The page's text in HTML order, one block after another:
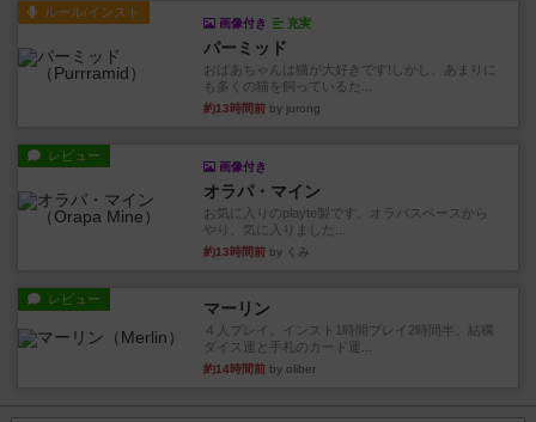
ルール/インスト
画像付き 充実
パーミッド
おばあちゃんは猫が大好きです!しかし、あまりに
も多くの猫を飼っているた...
約13時間前 by jurong
レビュー
画像付き
オラパ・マイン
お気に入りのplayte製です。オラパスペースから
やり、気に入りました...
約13時間前 by くみ
レビュー マーリン
４人プレイ。インスト1時間プレイ2時間半。結構
ダイス運と手札のカード運...
約14時間前 by oliber